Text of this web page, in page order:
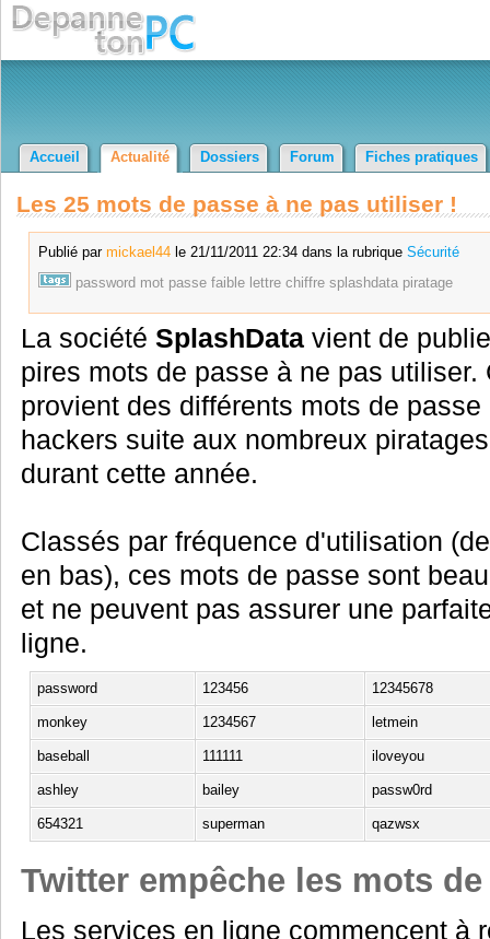
Accueil Actualité Dossiers Forum Fiches pratiques
Les 25 mots de passe à ne pas utiliser !
Publié par mickael44le 21/11/2011 22:34 dans la rubrique Sécurité
password mot passe faible lettre chiffre splashdata piratage
La société SplashDatavient de
pires mots de passe à ne pas utiliser.
provient des différents mots de
hackers suite aux nombreux
durant cette année.
Classés par fréquence d'utilisation
en bas), ces mots de passe sont
et ne peuvent pas assurer une
ligne.
password 123456 12345678
monkey 1234567 letmein
baseball 111111 iloveyou
ashley bailey passw0rd
654321 superman qazwsx
Twitter empêche les mots
Les services en ligne commencent à